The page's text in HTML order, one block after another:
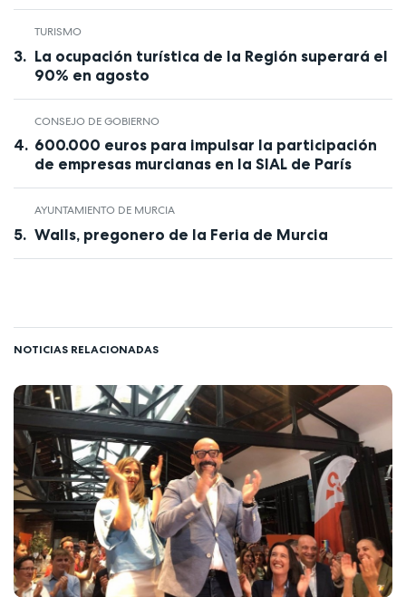
TURISMO
La ocupación turística de la Región superará el
90% en agosto
CONSEJO DE GOBIERNO
600.000 euros para impulsar la participación
de empresas murcianas en la SIAL de París
AYUNTAMIENTO DE MURCIA
Walls, pregonero de la Feria de Murcia
NOTICIAS RELACIONADAS